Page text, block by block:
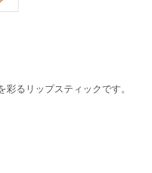
るリップスティックです。